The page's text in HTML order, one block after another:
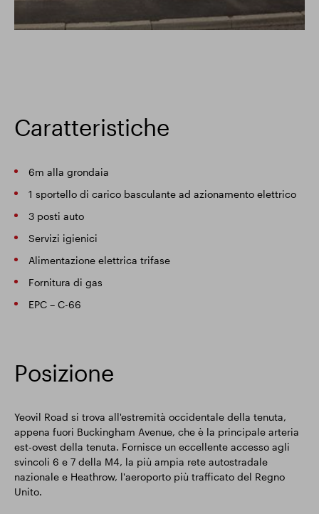
Caratteristiche
6m alla grondaia
1 sportello di carico basculante ad azionamento elettrico
3 posti auto
Servizi igienici
Alimentazione elettrica trifase
Fornitura di gas
EPC – C-66
Posizione
Yeovil Road si trova all'estremità occidentale della tenuta,
appena fuori Buckingham Avenue, che è la principale arteria
est-ovest della tenuta. Fornisce un eccellente accesso agli
svincoli 6 e 7 della M4, la più ampia rete autostradale
nazionale e Heathrow, l'aeroporto più trafficato del Regno
Unito.